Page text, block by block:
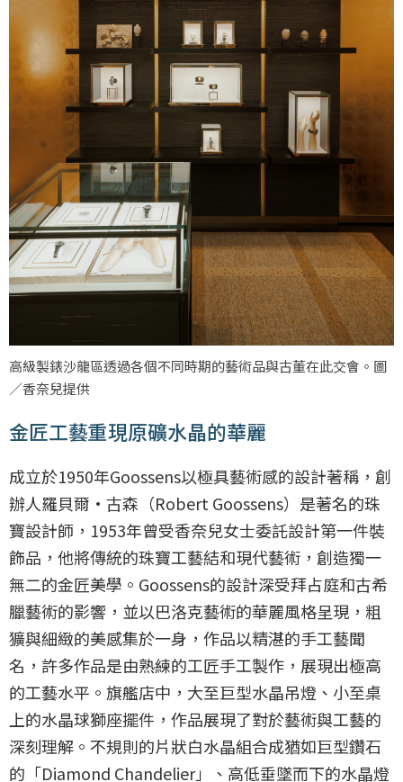
高級製錶沙龍區透過各個不同時期的藝術品與古董在此交會。圖
／香奈兒提供
金匠工藝重現原礦水晶的華麗
成立於1950年Goossens以極具藝術感的設計著稱，創
辦人羅貝爾·古森（Robert Goossens）是著名的珠
寶設計師，1953年曾受香奈兒女士委託設計第一件裝
飾品，他將傳統的珠寶工藝結和現代藝術，創造獨一
無二的金匠美學。Goossens的設計深受拜占庭和古希
臘藝術的影響，並以巴洛克藝術的華麗風格呈現，粗
獷與細緻的美感集於一身，作品以精湛的手工藝聞
名，許多作品是由熟練的工匠手工製作，展現出極高
的工藝水平。旗艦店中，大至巨型水晶吊燈、小至桌
上的水晶球獅座擺件，作品展現了對於藝術與工藝的
深刻理解。不規則的片狀白水晶組合成猶如巨型鑽石
的「Diamond Chandelier」、高低垂墜而下的水晶燈